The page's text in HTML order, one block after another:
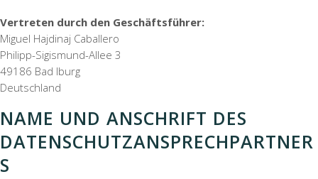
Vertreten durch den Geschäftsführer:
Miguel Hajdinaj Caballero
Philipp-Sigismund-Allee 3
49186 Bad Iburg
Deutschland
NAME UND ANSCHRIFT DES
DATENSCHUTZANSPRECHPARTNER
S